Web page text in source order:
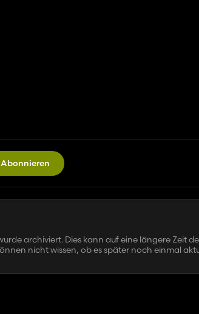
Abonnieren
archiviert. Dies kann auf eine längere Zeit
nicht wissen, ob es später noch einmal